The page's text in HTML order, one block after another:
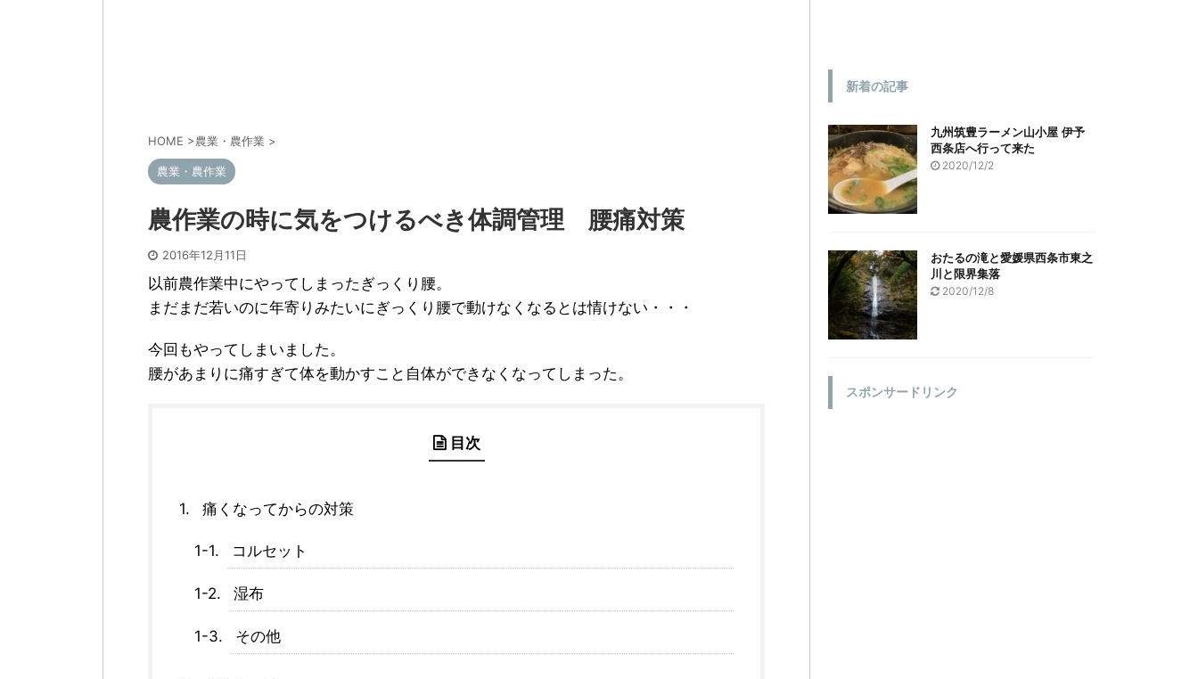
HOME >農業・農作業 >
農業・農作業
農作業の時に気をつけるべき体調管理 腰痛対策
2016年12月11日
以前農作業中にやってしまったぎっくり腰。
まだまだ若いのに年寄りみたいにぎっくり腰で動けなくなるとは情けない・・・
今回もやってしまいました。
腰があまりに痛すぎて体を動かすこと自体ができなくなってしまった。
目次
痛くなってからの対策
コルセット
湿布
その他
新着の記事
九州筑豊ラーメン山小屋 伊予
西条店へ行って来た
2020/12/2
おたるの滝と愛媛県西条市東之
川と限界集落
2020/12/8
スポンサードリンク